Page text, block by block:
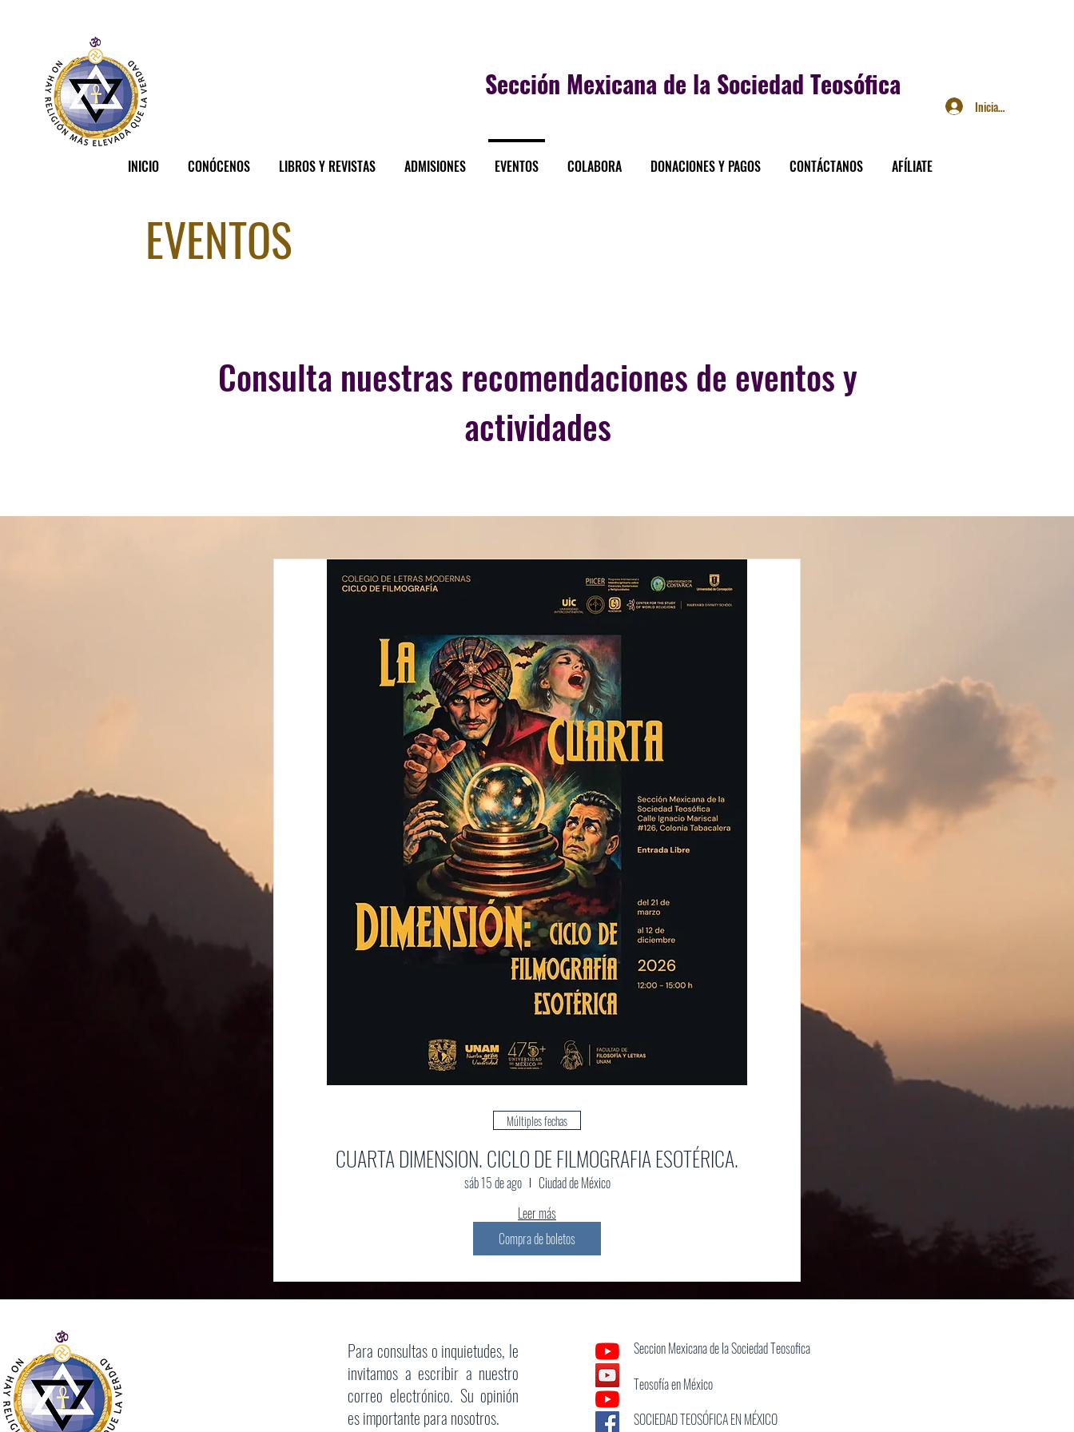
Sección Mexicana de la Sociedad Teosófica
INICIO CONÓCENOS LIBROS Y REVISTAS ADMISIONES EVENTOS COLABORA DONACIONES Y PAGOS CONTÁCTANOS AFÍLIATE
Iniciar sesión
EVENTOS
Consulta nuestras recomendaciones de eventos y
actividades
Múltiples fechas
CUARTA DIMENSION. CICLO DE FILMOGRAFIA ESOTÉRICA.
sáb 15 de ago
Ciudad de México
Leer más
Compra de boletos
Para consultas o inquietudes, le
invitamos a escribir a nuestro
correo electrónico. Su opinión
es importante para nosotros.
Seccion Mexicana de la Sociedad Teosofica
Teosofía en México
SOCIEDAD TEOSÓFICA EN MÉXICO